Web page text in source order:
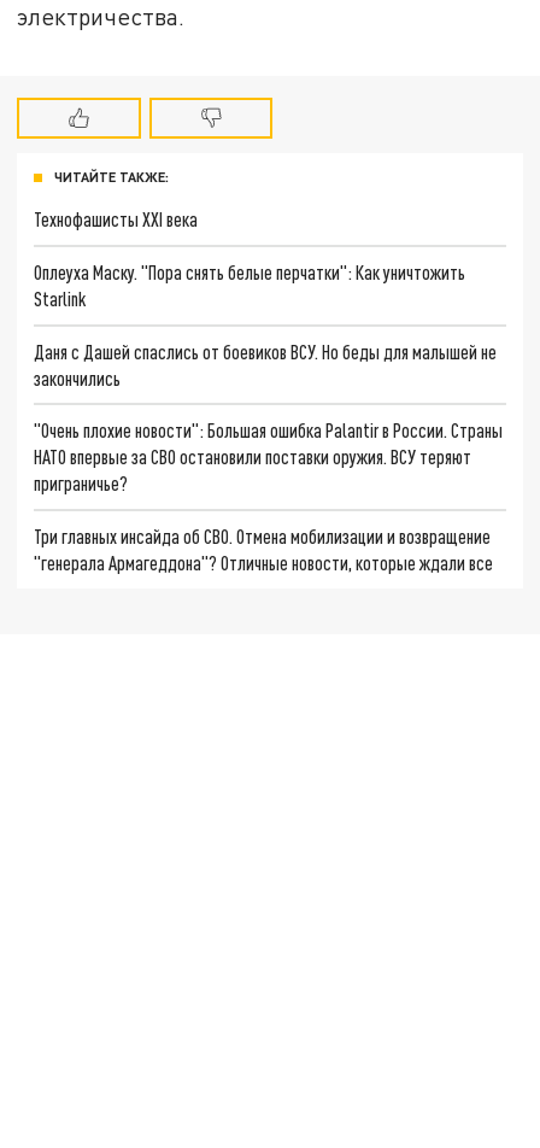
электричества.
ЧИТАЙТЕ ТАКЖЕ:
Технофашисты XXI века
Оплеуха Маску. "Пора снять белые перчатки": Как уничтожить
Starlink
Даня с Дашей спаслись от боевиков ВСУ. Но беды для малышей не
закончились
"Очень плохие новости": Большая ошибка Palantir в России. Страны
НАТО впервые за СВО остановили поставки оружия. ВСУ теряют
приграничье?
Три главных инсайда об СВО. Отмена мобилизации и возвращение
"генерала Армагеддона"? Отличные новости, которые ждали все